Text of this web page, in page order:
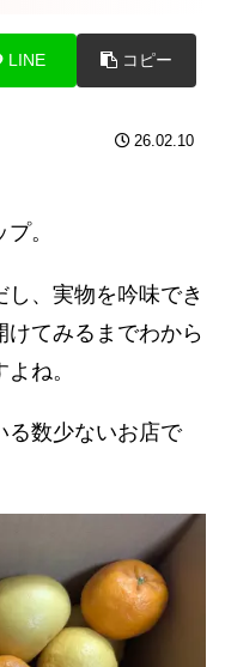
LINE コピー
26.02.10
。
、実物を吟味でき
けてみるまでわから
ね。
る数少ないお店で